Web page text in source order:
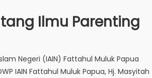
Ilmu Parenting
Negeri (IAIN) Fattahul Muluk Papua
IAIN Fattahul Muluk Papua, Hj. Masyitah